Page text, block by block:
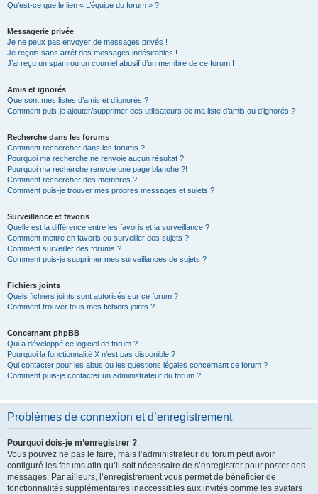
Qu’est-ce que le lien « L’équipe du forum » ?
Messagerie privée
Je ne peux pas envoyer de messages privés !
Je reçois sans arrêt des messages indésirables !
J’ai reçu un spam ou un courriel abusif d’un membre de ce forum !
Amis et ignorés
Que sont mes listes d’amis et d’ignorés ?
Comment puis-je ajouter/supprimer des utilisateurs de ma liste d’amis ou d’ignorés ?
Recherche dans les forums
Comment rechercher dans les forums ?
Pourquoi ma recherche ne renvoie aucun résultat ?
Pourquoi ma recherche renvoie une page blanche ?!
Comment rechercher des membres ?
Comment puis-je trouver mes propres messages et sujets ?
Surveillance et favoris
Quelle est la différence entre les favoris et la surveillance ?
Comment mettre en favoris ou surveiller des sujets ?
Comment surveiller des forums ?
Comment puis-je supprimer mes surveillances de sujets ?
Fichiers joints
Quels fichiers joints sont autorisés sur ce forum ?
Comment trouver tous mes fichiers joints ?
Concernant phpBB
Qui a développé ce logiciel de forum ?
Pourquoi la fonctionnalité X n’est pas disponible ?
Qui contacter pour les abus ou les questions légales concernant ce forum ?
Comment puis-je contacter un administrateur du forum ?
Problèmes de connexion et d’enregistrement
Pourquoi dois-je m’enregistrer ?
Vous pouvez ne pas le faire, mais l’administrateur du forum peut avoir
configuré les forums afin qu’il soit nécessaire de s’enregistrer pour poster des
messages. Par ailleurs, l’enregistrement vous permet de bénéficier de
fonctionnalités supplémentaires inaccessibles aux invités comme les avatars